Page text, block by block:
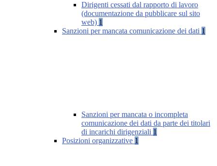
Dirigenti cessati dal rapporto di lavoro
(documentazione da pubblicare sul sito
web) 1
Sanzioni per mancata comunicazione dei dati 1
Sanzioni per mancata o incompleta
comunicazione dei dati da parte dei titolari
di incarichi dirigenziali 1
Posizioni organizzative 1